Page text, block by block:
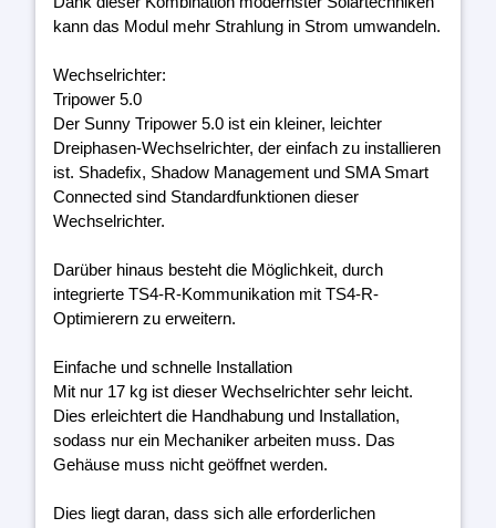
kann das Modul mehr Strahlung in Strom umwandeln.
Wechselrichter:
Tripower 5.0
Der Sunny Tripower 5.0 ist ein kleiner, leichter
Dreiphasen-Wechselrichter, der einfach zu installieren
ist. Shadefix, Shadow Management und SMA Smart
Connected sind Standardfunktionen dieser
Wechselrichter.
Darüber hinaus besteht die Möglichkeit, durch
integrierte TS4-R-Kommunikation mit TS4-R-
Optimierern zu erweitern.
Einfache und schnelle Installation
Mit nur 17 kg ist dieser Wechselrichter sehr leicht.
Dies erleichtert die Handhabung und Installation,
sodass nur ein Mechaniker arbeiten muss. Das
Gehäuse muss nicht geöffnet werden.
Dies liegt daran, dass sich alle erforderlichen